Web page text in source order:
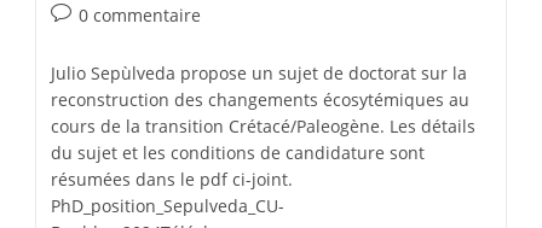
0 commentaire
Julio Sepùlveda propose un sujet de doctorat sur la
reconstruction des changements écosytémiques au
cours de la transition Crétacé/Paleogène. Les détails
du sujet et les conditions de candidature sont
résumées dans le pdf ci-joint.
PhD_position_Sepulveda_CU-